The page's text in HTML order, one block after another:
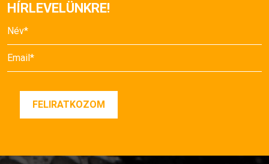
HÍRLEVELÜNKRE!